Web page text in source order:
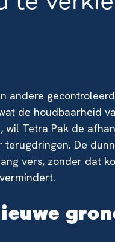
andere
de houdbaarheid
Tetra Pak de
De
vers, zonder dat